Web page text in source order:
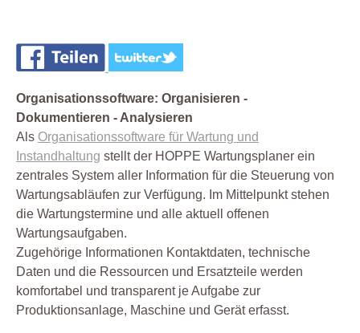
Organisationssoftware: Organisieren -
Dokumentieren - Analysieren
Als Organisationssoftware für Wartung und
Instandhaltung stellt der HOPPE Wartungsplaner ein
zentrales System aller Information für die Steuerung von
Wartungsabläufen zur Verfügung. Im Mittelpunkt stehen
die Wartungstermine und alle aktuell offenen
Wartungsaufgaben.
Zugehörige Informationen Kontaktdaten, technische
Daten und die Ressourcen und Ersatzteile werden
komfortabel und transparent je Aufgabe zur
Produktionsanlage, Maschine und Gerät erfasst.